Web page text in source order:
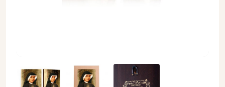
Ikona Św. Faustyna Jezus Miłosierny - Święci i